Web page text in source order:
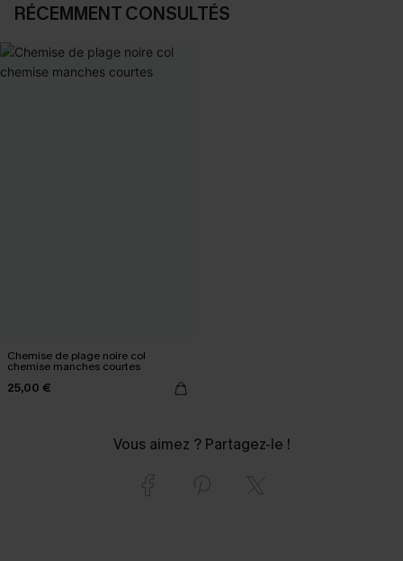
RÉCEMMENT CONSULTÉS
Chemise de plage noire col
chemise manches courtes
25,00 €
Vous aimez ? Partagez-le !